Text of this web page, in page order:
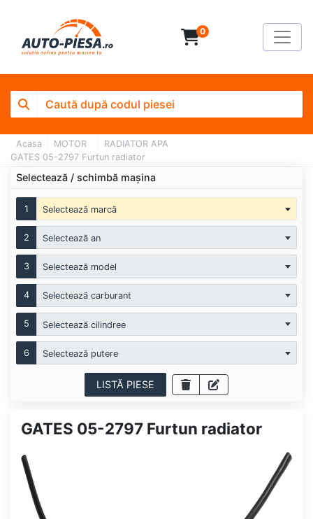
0
Acasa MOTOR
RADIATOR APA
GATES 05-2797 Furtun radiator
Selectează / schimbă mașina
1 Selectează marcă
2 Selectează an
3 Selectează model
4 Selectează carburant
5 Selectează cilindree
6 Selectează putere
LISTĂ PIESE
GATES 05-2797 Furtun radiator